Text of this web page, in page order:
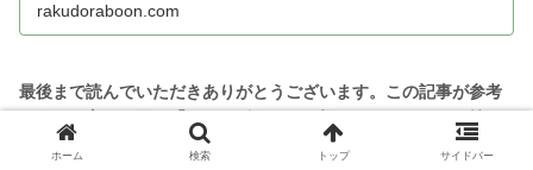
rakudoraboon.com
ホーム 検索 トップ サイドバー